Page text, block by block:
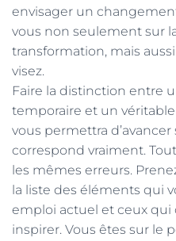
envisager un
vous non seulement sur
transformation, mais
visez.
Faire la distinction entre
temporaire et un
vous permettra
correspond vraiment.
les mêmes erreurs.
la liste des éléments qui
emploi actuel et ceux
inspirer. Vous êtes sur le